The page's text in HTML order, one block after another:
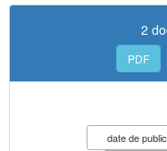
2
PDF
date de